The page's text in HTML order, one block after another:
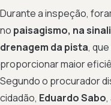
Durante a inspeção,
no paisagismo, na
drenagem da pista,
proporcionar maior
Segundo o procurador
cidadão, Eduardo Sabo,